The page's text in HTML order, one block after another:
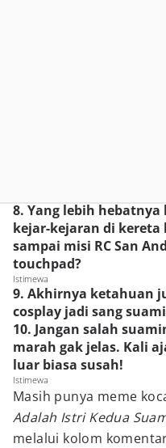
8. Yang lebih
kejar-kejaran di kereta
sampai misi RC San
touchpad?
Istimewa
9. Akhirnya ketahuan
cosplay jadi sang
10. Jangan salah
marah gak jelas. Kali
luar biasa susah!
Istimewa
Masih punya meme
Adalah Istri Kedua
melalui kolom